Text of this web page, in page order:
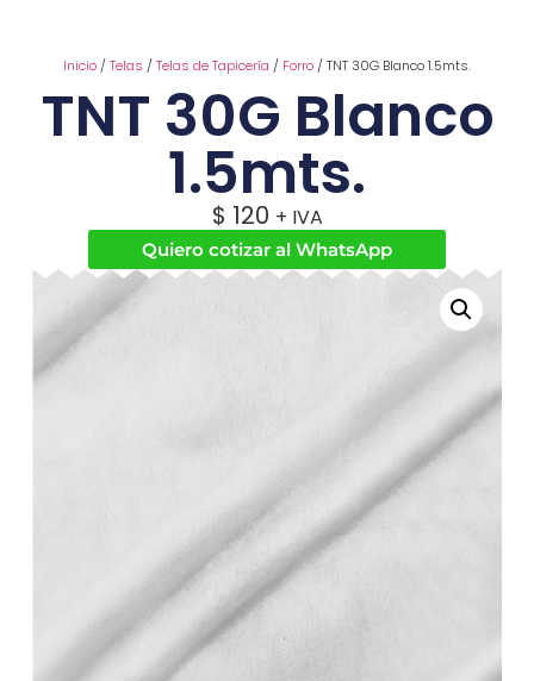
Inicio/Telas /Telas de Tapicería / Forro/ TNT 30G Blanco 1.5mts.
TNT 30G Blanco
1.5mts.
$ 120 + IVA
Quiero cotizar al WhatsApp